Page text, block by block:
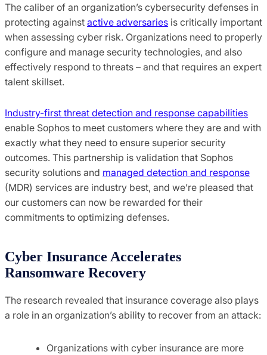
The caliber of an organization’s cybersecurity defenses in
protecting against active adversaries is critically important
when assessing cyber risk. Organizations need to properly
configure and manage security technologies, and also
effectively respond to threats – and that requires an expert
talent skillset.
Industry-first threat detection and response capabilities
enable Sophos to meet customers where they are and with
exactly what they need to ensure superior security
outcomes. This partnership is validation that Sophos
security solutions and managed detection and response
(MDR) services are industry best, and we’re pleased that
our customers can now be rewarded for their
commitments to optimizing defenses.
Cyber Insurance Accelerates
Ransomware Recovery
The research revealed that insurance coverage also plays
a role in an organization’s ability to recover from an attack:
Organizations with cyber insurance are more